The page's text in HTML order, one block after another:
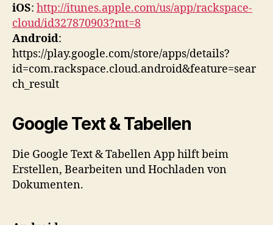
iOS: http://itunes.apple.com/us/app/rackspace-
cloud/id327870903?mt=8
Android:
https://play.google.com/store/apps/details?
id=com.rackspace.cloud.android&feature=sear
ch_result
Google Text & Tabellen
Die Google Text & Tabellen App hilft beim
Erstellen, Bearbeiten und Hochladen von
Dokumenten.